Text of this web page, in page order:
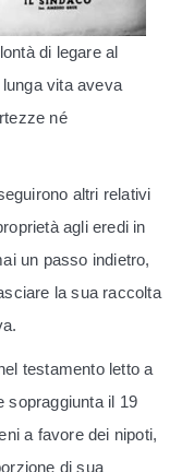
di legare al
vita aveva
né
altri relativi
agli eredi in
un passo indietro,
la sua raccolta
testamento letto a
sopraggiunta il 19
a favore dei nipoti,
di sua